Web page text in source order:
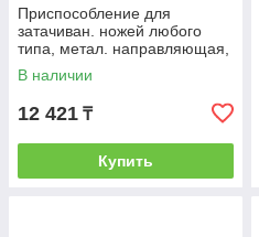
Приспособление для
затачиван. ножей любого
типа, метал. направляющая,
крепление на присоске//
MATRIX
В наличии
12 421 ₸
Купить